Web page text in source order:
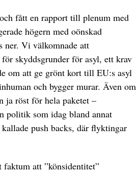
fått en rapport till plenum med
högern med oönskad
ner. Vi välkomnade att
skyddsgrunder för asyl, ett krav
om att ge grönt kort till EU:s asyl
och bygger murar. Även om
ja röst för hela paketet –
politik som idag bland annat
push backs, där flyktingar
att ”könsidentitet”